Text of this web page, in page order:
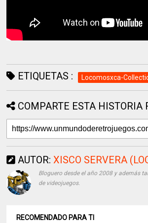
ETIQUETAS : Locomosxca-
COMPARTE ESTA HISTORIA
AUTOR: XISCO SERVERA
Bloguero desde el año 2008 y además
de videojuegos.
RECOMENDADO PARA TI